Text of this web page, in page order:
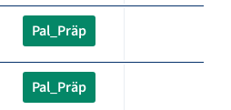
Pal_Präp
Pal_Präp